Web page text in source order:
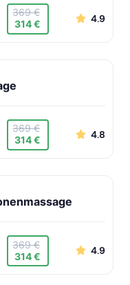
369 €
314 €
4.9
369 €
314 €
4.8
369 €
314 €
4.9